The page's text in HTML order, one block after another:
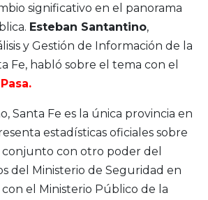
significativo en el panorama
Esteban Santantino,
y Gestión de Información de la
Fe, habló sobre el tema con el
Santa Fe es la única provincia en
estadísticas oficiales sobre
con otro poder del
del Ministerio de Seguridad en
el Ministerio Público de la